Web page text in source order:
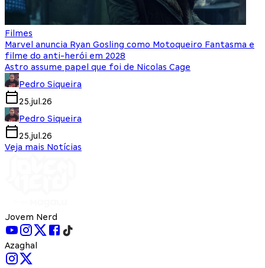
Filmes
Marvel anuncia Ryan Gosling como Motoqueiro Fantasma e
filme do anti-herói em 2028
Astro assume papel que foi de Nicolas Cage
Pedro Siqueira
25.jul.26
Pedro Siqueira
25.jul.26
Veja mais Notícias
Jovem Nerd
Azaghal